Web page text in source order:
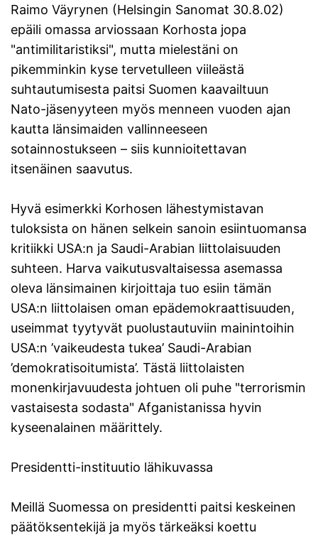
Raimo Väyrynen (Helsingin Sanomat 30.8.02)
epäili omassa arviossaan Korhosta jopa
"antimilitaristiksi", mutta mielestäni on
pikemminkin kyse tervetulleen viileästä
suhtautumisesta paitsi Suomen kaavailtuun
Nato-jäsenyyteen myös menneen vuoden ajan
kautta länsimaiden vallinneeseen
sotainnostukseen – siis kunnioitettavan
itsenäinen saavutus.
Hyvä esimerkki Korhosen lähestymistavan
tuloksista on hänen selkein sanoin esiintuomansa
kritiikki USA:n ja Saudi-Arabian liittolaisuuden
suhteen. Harva vaikutusvaltaisessa asemassa
oleva länsimainen kirjoittaja tuo esiin tämän
USA:n liittolaisen oman epädemokraattisuuden,
useimmat tyytyvät puolustautuviin mainintoihin
USA:n ’vaikeudesta tukea’ Saudi-Arabian
’demokratisoitumista’. Tästä liittolaisten
monenkirjavuudesta johtuen oli puhe "terrorismin
vastaisesta sodasta" Afganistanissa hyvin
kyseenalainen määrittely.
Presidentti-instituutio lähikuvassa
Meillä Suomessa on presidentti paitsi keskeinen
päätöksentekijä ja myös tärkeäksi koettu